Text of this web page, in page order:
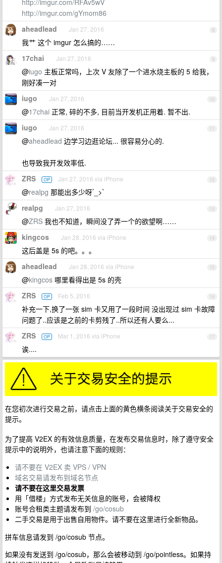
http://imgur.com/RFAv5wV
http://imgur.com/gYmom86
8
aheadlead Jan 27, 2016
我艹 这个 imgur 怎么搞的……
9
17chai Jan 27, 2016
@iugo 主板正常吗，上次 V 友除了一个进水烧主板的 5 给我，
刚好凑一对
10
iugo Jan 27, 2016
@17chai 正常, 碎的不多, 目前当开发机正用着. 暂不出.
11
iugo Jan 27, 2016
@aheadlead 边学习边逛论坛... 很容易分心的.
也导致我开发效率低.
12
ZRS OP Jan 27, 2016 via iPhone
@realpg 那能出多少呀ˊ_>ˋ
13
realpg Jan 27, 2016
@ZRS 我也不知道，瞬间没了弄一个的欲望啊……
14
kingcos Jan 28, 2016 via iPhone
这后盖是 5s 的吧。。。
15
aheadlead Jan 28, 2016 via iPhone
@kingcos 哪里看得出是 5s 的壳
16
ZRS OP Feb 5, 2016
补充一下,换了一张 sim 卡又用了一段时间 没出现过 sim 卡故障
问题了..应该是之前的卡剪残了..所以还有人要么...
17
ZRS OP Mar 1, 2016 via iPhone
诶....
在您初次进行交易之前，请点击上面的黄色横条阅读关于交易安全的
提示。
为了提高 V2EX 的有效信息质量，在发布交易信息时，除了遵守安全
提示中的说明外，也请注意下面的规则：
请不要在 V2EX 卖 VPS / VPN
域名交易请发布到域名节点
请不要在这里交易发票
用「借楼」方式发布无关信息的账号，会被降权
账号合租类主题请发布到 /go/cosub
二手交易是用于出售自用物件。请不要在这里进行全新物品。
拼车信息请发到 /go/cosub 节点。
如果没有发送到 /go/cosub，那么会被移动到 /go/pointless。如果持